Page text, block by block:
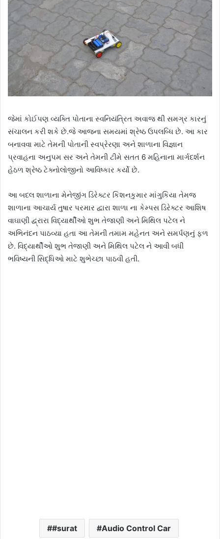
જેમાં કોઈપણ વ્યક્તિ પોતાના સ્વનિયંત્રિત અવાજ થી સમગ્ર કારનું
સંચાલન કરી શકે છે.જે આજના સમયમાં શ્રેષ્ઠ ઉપલબ્ધિ છે. આ કાર
બનાવવા માટે તેમની પોતાની સ્વપ્રેરણા અને શાળાના વિજ્ઞાન
પ્રવાહના અનુપમ સર અને તેમની ટીમે સતત 6 મહિનાના માર્ગદર્શન
હેઠળ શ્રેષ્ઠ ટેક્નોલોજીનો આવિષ્કાર કર્યો છે.
આ બદલ શાળાના મેનેજીંગ ડિરેક્ટર કિશનકુમાર માંગુકિયા તેમજ
શાળાના આચાર્ય તુષાર પરમાર દ્વારા શાળા ના કેમ્પસ ડિરેક્ટર આશિષ
વાઘાણી દ્વ્રારા વિદ્યાર્થીઓ શુભ તેજાણી અને મિથિલ પટેલ ને
અભિનંદન પાઠવ્યા હતા આ તેમની તમામ મહેનત અને સમર્પણનું ફળ
છે. વિદ્યાર્થીઓ શુભ તેજાણી અને મિથિલ પટેલ ને આવી બધી
ભવિષ્યની સિદ્ધિઓ માટે શુભેચ્છા પાઠવી હતી.
#surat Audio Control Car